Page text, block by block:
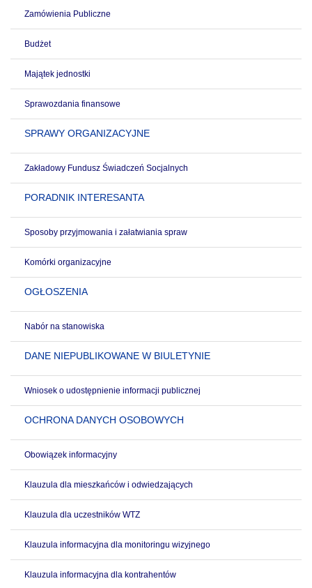
Zamówienia Publiczne
Budżet
Majątek jednostki
Sprawozdania finansowe
SPRAWY ORGANIZACYJNE
Zakładowy Fundusz Świadczeń Socjalnych
PORADNIK INTERESANTA
Sposoby przyjmowania i załatwiania spraw
Komórki organizacyjne
OGŁOSZENIA
Nabór na stanowiska
DANE NIEPUBLIKOWANE W BIULETYNIE
Wniosek o udostępnienie informacji publicznej
OCHRONA DANYCH OSOBOWYCH
Obowiązek informacyjny
Klauzula dla mieszkańców i odwiedzających
Klauzula dla uczestników WTZ
Klauzula informacyjna dla monitoringu wizyjnego
Klauzula informacyjna dla kontrahentów